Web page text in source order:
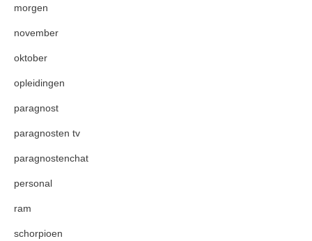
morgen
november
oktober
opleidingen
paragnost
paragnosten tv
paragnostenchat
personal
ram
schorpioen